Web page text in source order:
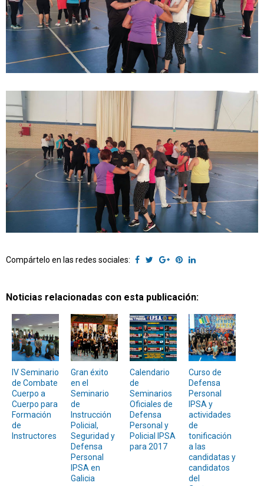
Compártelo en las redes sociales:
Noticias relacionadas con esta publicación:
IV Seminario
de Combate
Cuerpo a
Cuerpo para
Formación
de
Instructores
Gran éxito
en el
Seminario
de
Instrucción
Policial,
Seguridad y
Defensa
Personal
IPSA en
Galicia
Calendario
de
Seminarios
Oficiales de
Defensa
Personal y
Policial IPSA
para 2017
Curso de
Defensa
Personal
IPSA y
actividades
de
tonificación
a las
candidatas y
candidatos
del